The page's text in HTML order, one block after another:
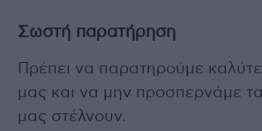
Σωστή παρατήρηση
Πρέπει να παρατηρούμε
μας και να μην προσπερνάμε
μας στέλνουν.